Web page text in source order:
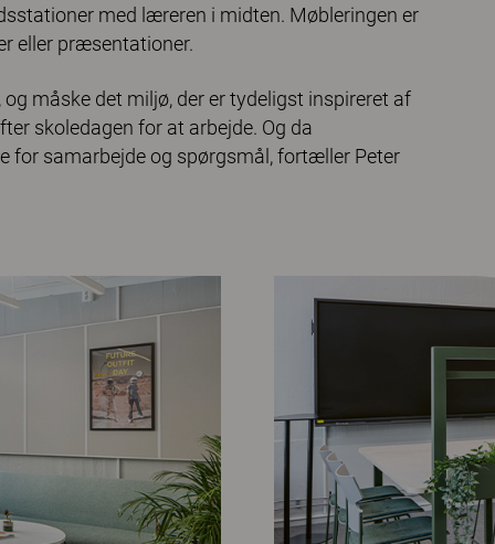
med læreren i midten. Møbleringen er
eller præsentationer.
måske det miljø, der er tydeligst inspireret af
skoledagen for at arbejde. Og da
for samarbejde og spørgsmål, fortæller Peter